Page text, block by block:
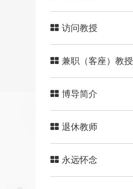
访问教授
兼职（客座）教授
博导简介
退休教师
永远怀念